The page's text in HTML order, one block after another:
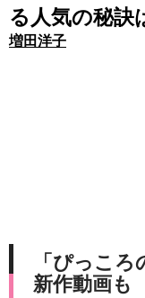
る人気の秘訣
増田洋子
「ぴっころ
新作動画も